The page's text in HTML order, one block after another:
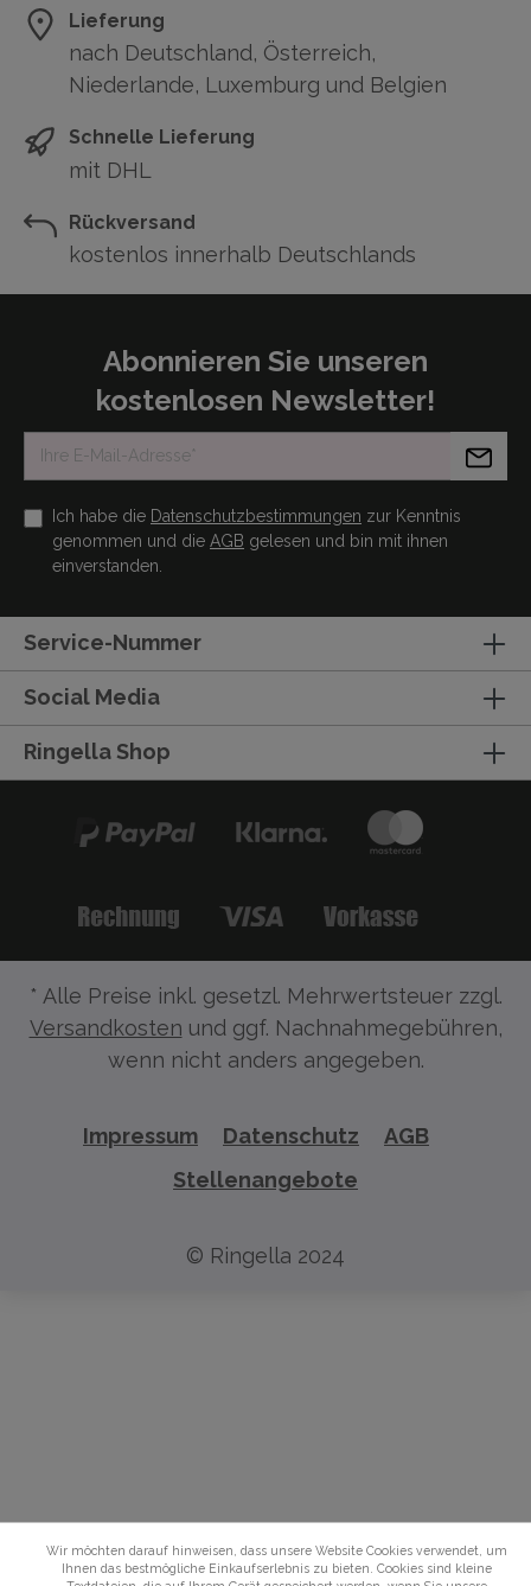
Lieferung
nach Deutschland, Österreich,
Niederlande, Luxemburg und Belgien
Schnelle Lieferung
mit DHL
Rückversand
kostenlos innerhalb Deutschlands
Abonnieren Sie unseren
kostenlosen Newsletter!
Ich habe die Datenschutzbestimmungen zur Kenntnis
genommen und die AGB gelesen und bin mit ihnen
einverstanden.
Service-Nummer
Social Media
Ringella Shop
* Alle Preise inkl. gesetzl. Mehrwertsteuer zzgl.
Versandkosten und ggf. Nachnahmegebühren,
wenn nicht anders angegeben.
Impressum Datenschutz
AGB
Stellenangebote
© Ringella 2024
Wir möchten darauf hinweisen, dass unsere Website Cookies verwendet, um
Ihnen das bestmögliche Einkaufserlebnis zu bieten. Cookies sind kleine